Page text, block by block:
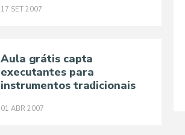
17 SET 2007
Aula grátis capta
executantes para
instrumentos tradicionais
01 ABR 2007